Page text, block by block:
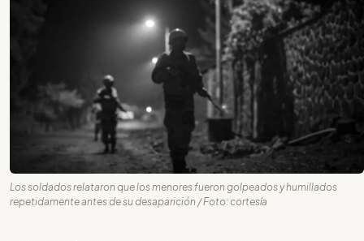
Los soldados relataron que los menores fueron golpeados y humillados
repetidamente antes de su desaparición / Foto: cortesía